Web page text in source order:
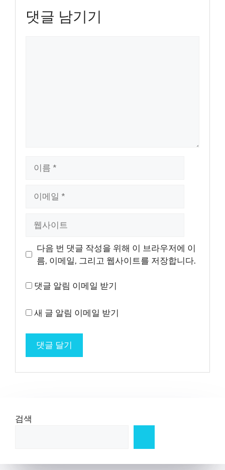
댓글 남기기
트
다음 번 댓글 작성을 위해 이 브라우저에 이
름, 이메일, 그리고 웹사이트를 저장합니다.
댓글 알림 이메일 받기
새 글 알림 이메일 받기
검색